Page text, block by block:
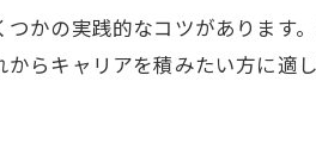
電気工事求人で未
充実研修が魅力の
かの実践的なコツがありま
らキャリアを積みたい方に